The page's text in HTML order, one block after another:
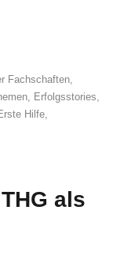
Fachschaften
Erfolgsstories
Hilfe
als